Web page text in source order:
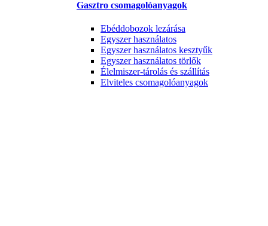
Gasztro csomagolóanyagok
Ebéddobozok lezárása
Egyszer használatos
Egyszer használatos kesztyűk
Egyszer használatos törlők
Élelmiszer-tárolás és szállítás
Elviteles csomagolóanyagok